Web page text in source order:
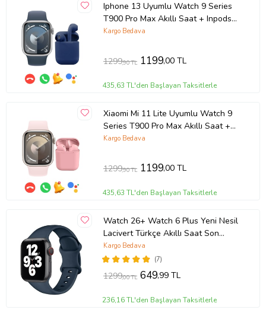
Iphone 13 Uyumlu Watch 9 Series
T900 Pro Max Akıllı Saat + Inpods
i12 Bluetooth Kulaklık (Lacivert)
Kargo Bedava
1299,90 TL 1199,00 TL
435,63 TL'den Başlayan Taksitlerle
Xiaomi Mi 11 Lite Uyumlu Watch 9
Series T900 Pro Max Akıllı Saat +
Inpods i12 Bluetooth Kulaklık
Kargo Bedava
1299,90 TL 1199,00 TL
435,63 TL'den Başlayan Taksitlerle
Watch 26+ Watch 6 Plus Yeni Nesil
Lacivert Türkçe Akıllı Saat Son
Sürüm Yan Tuş Aktif
(7)
Kargo Bedava
1299,00 TL 649,99 TL
236,16 TL'den Başlayan Taksitlerle